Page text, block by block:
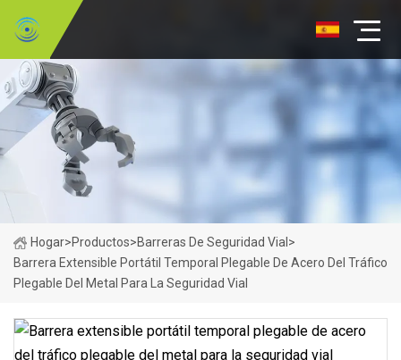
Hogar>Productos>Barreras De Seguridad Vial >
Barrera Extensible Portátil Temporal Plegable De Acero Del Tráfico
Plegable Del Metal Para La Seguridad Vial